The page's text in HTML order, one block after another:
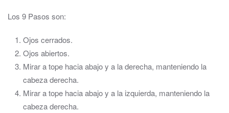
Los 9 Pasos son:
Ojos cerrados.
Ojos abiertos.
Mirar a tope hacia abajo y a la derecha, manteniendo la
cabeza derecha.
Mirar a tope hacia abajo y a la izquierda, manteniendo la
cabeza derecha.